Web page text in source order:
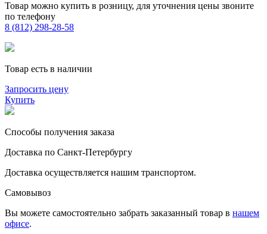
Товар можно купить в розницу, для уточнения цены звоните
по телефону
8 (812) 298-28-58
Товар есть в наличии
Запросить цену
Купить
Способы получения заказа
Доставка по Санкт-Петербургу
Доставка осуществляется нашим транспортом.
Самовывоз
Вы можете самостоятельно забрать заказанный товар в нашем
офисе.